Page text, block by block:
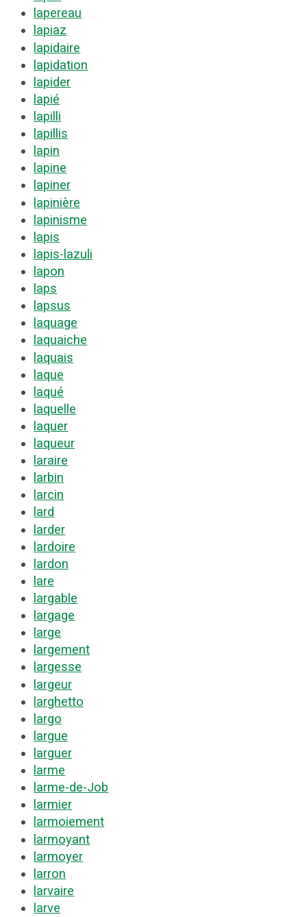
lapereau
lapiaz
lapidaire
lapidation
lapider
lapié
lapilli
lapillis
lapin
lapine
lapiner
lapinière
lapinisme
lapis
lapis-lazuli
lapon
laps
lapsus
laquage
laquaiche
laquais
laque
laqué
laquelle
laquer
laqueur
laraire
larbin
larcin
lard
larder
lardoire
lardon
lare
largable
largage
large
largement
largesse
largeur
larghetto
largo
largue
larguer
larme
larme-de-Job
larmier
larmoiement
larmoyant
larmoyer
larron
larvaire
larve